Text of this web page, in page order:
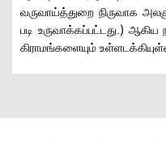
வருவாய்த்துறை நிருவாக
படி உருவாக்கப்பட்டது.)
கிராமங்களையும்